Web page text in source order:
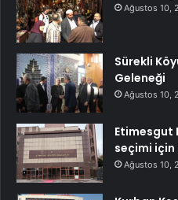
Ağustos 10,
Sürekli
Geleneği
Ağustos 10,
Etimesgut
seçimi
Ağustos 10,